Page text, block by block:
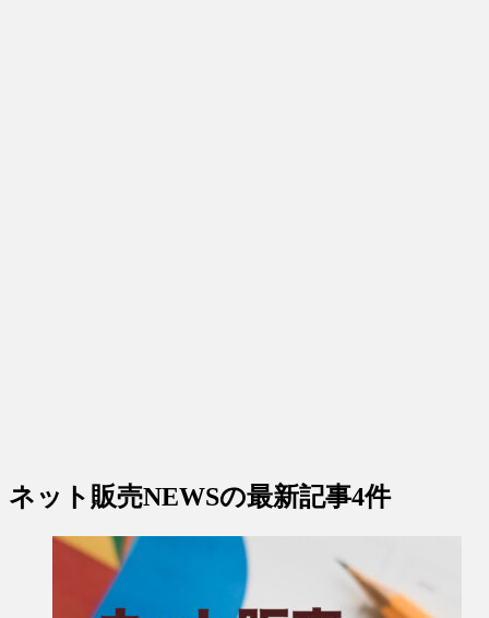
ネット販売NEWSの最新記事4件